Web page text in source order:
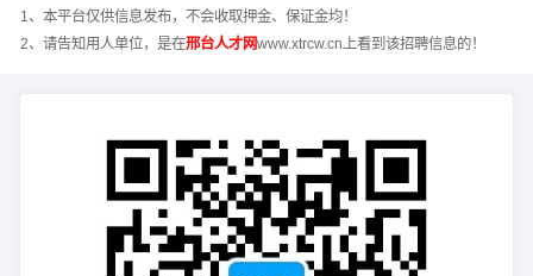
1、本平台仅供信息发布，不会收取押金、保证金均！
2、请告知用人单位，是在邢台人才网www.xtrcw.cn上看到该招聘信息的！